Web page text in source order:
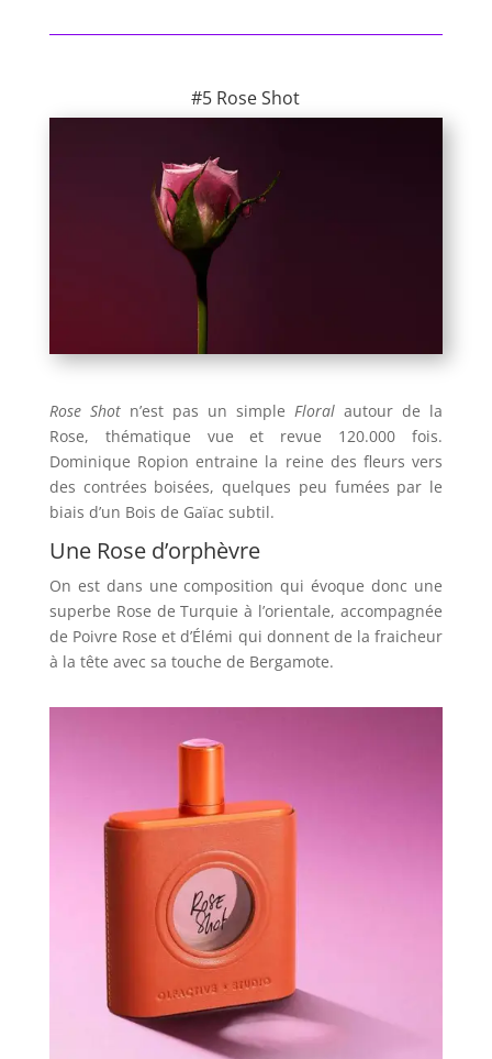
#5 Rose Shot
Rose Shotn’est pas un simpleFloral autour de la
Rose, thématique vue et revue 120.000 fois.
Dominique Ropion entraine la reine des fleurs vers
des contrées boisées, quelques peu fumées par le
biais d’un Bois de Gaïac subtil.
Une Rose d’orphèvre
On est dans une composition qui évoque donc une
superbe Rose de Turquie à l’orientale, accompagnée
de Poivre Rose et d’Élémi qui donnent de la fraicheur
à la tête avec sa touche de Bergamote.